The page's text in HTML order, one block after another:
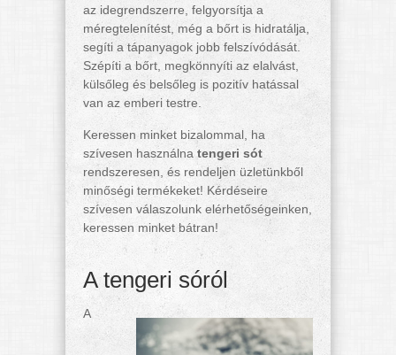
az idegrendszerre, felgyorsítja a
méregtelenítést, még a bőrt is hidratálja,
segíti a tápanyagok jobb felszívódását.
Szépíti a bőrt, megkönnyíti az elalvást,
külsőleg és belsőleg is pozitív hatással
van az emberi testre.
Keressen minket bizalommal, ha
szívesen használna tengeri sót
rendszeresen, és rendeljen üzletünkből
minőségi termékeket! Kérdéseire
szívesen válaszolunk elérhetőségeinken,
keressen minket bátran!
A tengeri sóról
A